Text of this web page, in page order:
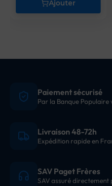
Ajouter
Paiement sécurisé
Par la Banque Populaire
Livraison 48-72h
Expédition rapide en
SAV Paget Frères
SAV assuré